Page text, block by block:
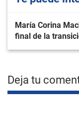
María Corina
final de la
Deja tu